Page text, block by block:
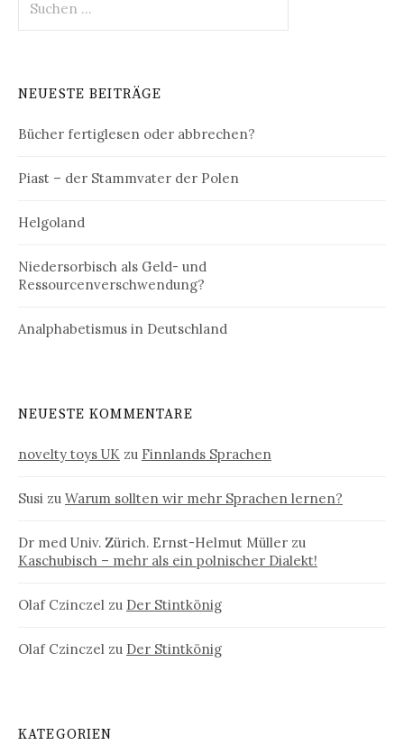
nach:
NEUESTE BEITRÄGE
Bücher fertiglesen oder abbrechen?
Piast – der Stammvater der Polen
Helgoland
Niedersorbisch als Geld- und
Ressourcenverschwendung?
Analphabetismus in Deutschland
NEUESTE KOMMENTARE
novelty toys UK zu Finnlands Sprachen
Susi zu Warum sollten wir mehr Sprachen lernen?
Dr med Univ. Zürich. Ernst-Helmut Müller zu
Kaschubisch – mehr als ein polnischer Dialekt!
Olaf Czinczel zu Der Stintkönig
Olaf Czinczel zu Der Stintkönig
KATEGORIEN